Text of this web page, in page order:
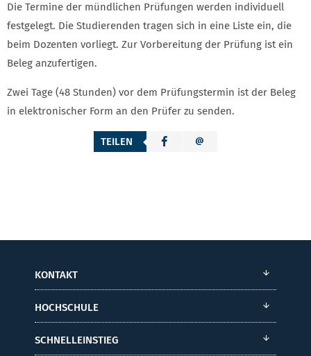
Die Termine der mündlichen Prüfungen werden individuell
festgelegt. Die Studierenden tragen sich in eine Liste ein, die
beim Dozenten vorliegt. Zur Vorbereitung der Prüfung ist ein
Beleg anzufertigen.
Zwei Tage (48 Stunden) vor dem Prüfungstermin ist der Beleg
in elektronischer Form an den Prüfer zu senden.
TEILEN
KONTAKT
HOCHSCHULE
SCHNELLEINSTIEG